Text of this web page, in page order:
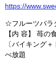
https://
☆フルーツパ
【内 容】 苺の
〔バイキング
べ放題